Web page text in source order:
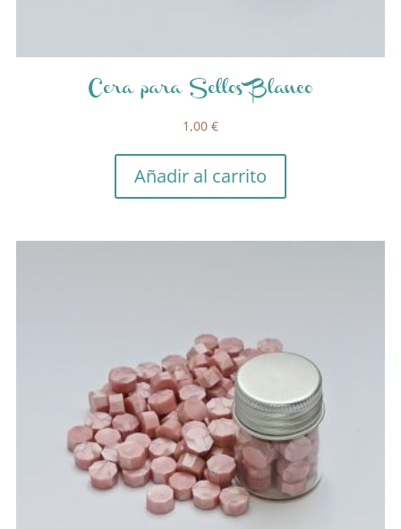
Cera para Sellos Blanco
1,00 €
Añadir al carrito